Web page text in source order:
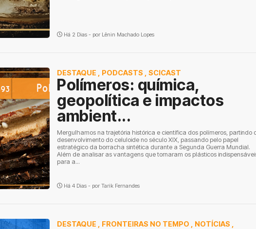
Há 2 Dias - por Lênin Machado Lopes
DESTAQUE PODCASTS SCICAST
Polímeros: química,
geopolítica e impactos
ambient...
Mergulhamos na trajetória histórica e científica dos polímeros, partindo
desenvolvimento do celuloide no século XIX, passando pelo papel
estratégico da borracha sintética durante a Segunda Guerra Mundial.
Além de analisar as vantagens que tornaram os plásticos
para a...
Há 4 Dias - por Tarik Fernandes
DESTAQUE FRONTEIRAS NO TEMPO NOTÍCIAS